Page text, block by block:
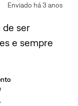
Enviado há3 anos
de ser
e sempre